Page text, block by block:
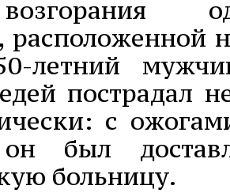
расположенной
летний
пострадал
с
он был
больницу.